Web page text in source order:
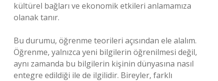
kültürel bağları ve ekonomik etkileri anlamamıza
olanak tanır.
Bu durumu, öğrenme teorileri açısından ele alalım.
Öğrenme, yalnızca yeni bilgilerin öğrenilmesi değil,
aynı zamanda bu bilgilerin kişinin dünyasına nasıl
entegre edildiği ile de ilgilidir. Bireyler, farklı